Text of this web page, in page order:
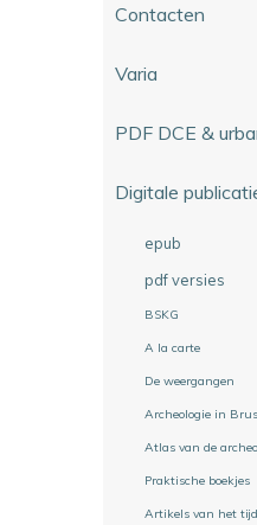
Contacten
Varia
PDF DCE &
Digitale
epub
pdf versies
BSKG
A la carte
De weergangen
Archeologie in
Atlas van de
Praktische boekjes
Artikels van het